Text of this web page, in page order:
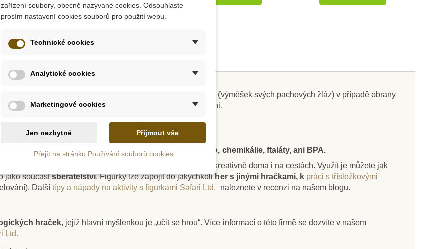
Na dotaz
Safari Ltd. Designerská
tuba - Příšerky
427 Kč474 Kč
Safari Ltd. Figurka -
Švýcarská hnědá kráva
203 Kč225 Kč
Safari Ltd. Figurka -
Puma floridská
387 Kč430 Kč
díky své schopnosti vystříknout silně páchnoucí kapalinu (výměšek svých pachových žláz) v případě obrany
zvířatům, aby se skunkům vyhnuli a nebyli postříkáni.
ručně zpracované,
netoxické, neobsahují škodlivé olovo, chemikálie, ftaláty, ani BPA.
pro jednotlivce, tak i skupiny, a pomáhají tak dětem hrát si kreativně doma i na cestách. Využít je můžete jak
jako součástsběratelství. Figurky lze zapojit do jakýchkoliher s jinými hračkami, k práci s třísložkovými
Další tipy a nápady na aktivity s figurkami Safari Ltd. naleznete v recenzi na našem blogu.
hraček, jejíž hlavní myšlenkou je „učit se hrou“. Více informací o této firmě se dozvíte v našem
Ltd.
zařízení soubory, obecně nazývané cookies. Odsouhlaste
prosím nastavení cookies souborů pro použití webu.
Technické cookies
Analytické cookies
Marketingové cookies
Jen nezbytné Přijmout vše
Přejít na stránku Používání souborů cookies